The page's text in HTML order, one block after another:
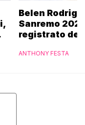
Belen
Sanremo
registrato dei
ANTHONY FESTA